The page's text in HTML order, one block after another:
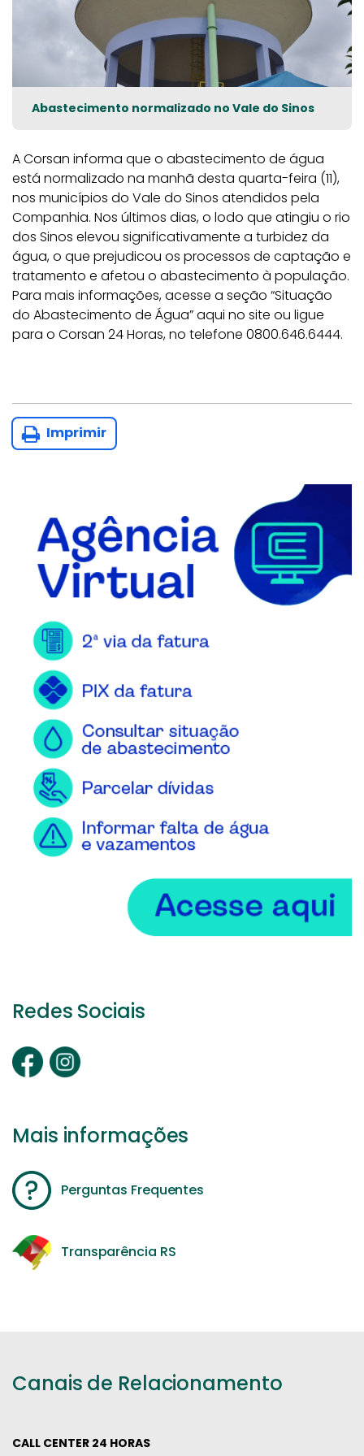
Abastecimento normalizado no Vale do Sinos
A Corsan informa que o abastecimento de água
está normalizado na manhã desta quarta-feira (11),
nos municípios do Vale do Sinos atendidos pela
Companhia. Nos últimos dias, o lodo que atingiu o rio
dos Sinos elevou significativamente a turbidez da
água, o que prejudicou os processos de captação e
tratamento e afetou o abastecimento à população.
Para mais informações, acesse a seção “Situação
do Abastecimento de Água” aqui no site ou ligue
para o Corsan 24 Horas, no telefone 0800.646.6444.
Imprimir
Redes Sociais
Mais informações
Perguntas Frequentes
Transparência RS
Canais de Relacionamento
CALL CENTER 24 HORAS